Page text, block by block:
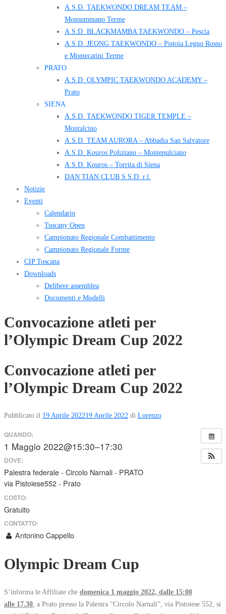
A.S.D. TAEKWONDO DREAM TEAM –
Monsummano Terme
A.S.D. BLACKMAMBA TAEKWONDO – Pescia
A.S.D. JEONG TAEKWONDO – Pistoia Legno Rosso
e Montecatini Terme
PRATO
A.S.D. OLYMPIC TAEKWONDO ACADEMY –
Prato
SIENA
A.S.D. TAEKWONDO TIGER TEMPLE –
Montalcino
A.S.D. TEAM AURORA – Abbadia San Salvatore
A.S.D. Kouros Poliziano – Montepulciano
A.S.D. Kouros – Torrita di Siena
DAN TIAN CLUB S.S.D. r.l.
Notizie
Eventi
Calendario
Tuscany Open
Campionato Regionale Combattimento
Campionato Regionale Forme
CIP Toscana
Downloads
Delibere assemblea
Documenti e Modelli
Convocazione atleti per
l’Olympic Dream Cup 2022
Convocazione atleti per
l’Olympic Dream Cup 2022
Pubblicato il 19 Aprile 202219 Aprile 2022 di Lorenzo
QUANDO:
1 Maggio 2022@15:30–17:30
DOVE:
Palestra federale - Circolo Narnali - PRATO
via Pistoiese552 - Prato
COSTO:
Gratuito
CONTATTO:
Antonino Cappello
Olympic Dream Cup
S’informa le Affiliate che domenica 1 maggio 2022, dalle 15:00
alle 17.30 , a Prato presso la Palestra “Circolo Narnali”, via Pistoiese 552, si